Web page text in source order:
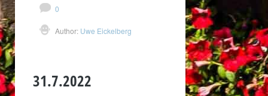
0
Author: Uwe Eickelberg
31.7.2022